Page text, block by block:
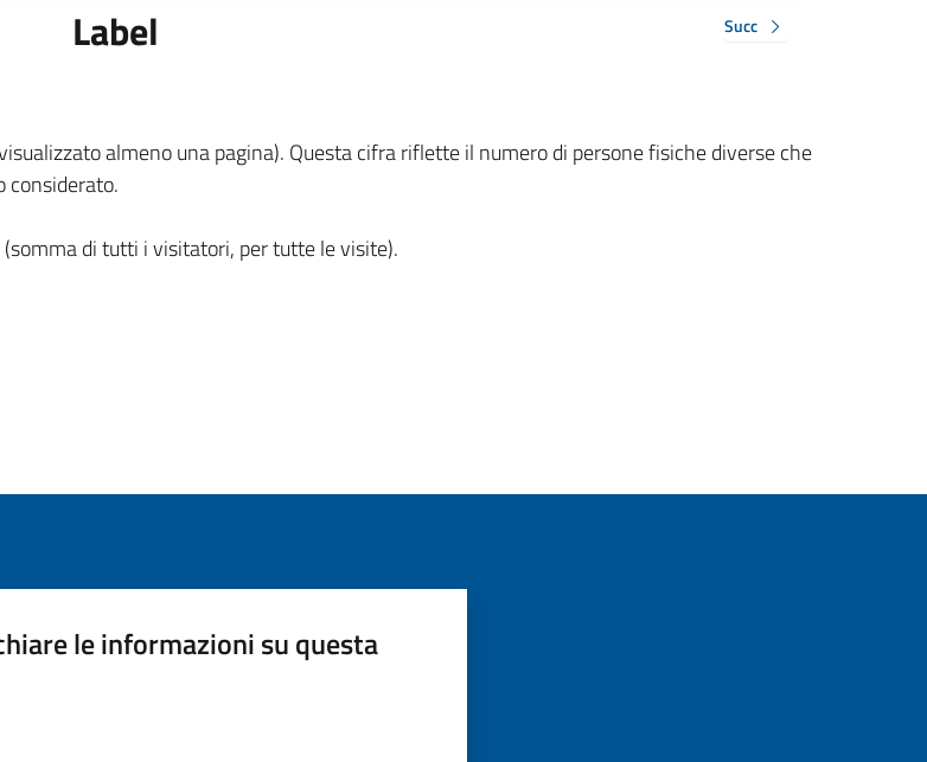
Label Succ
almeno una pagina). Questa cifra riflette il numero di persone fisiche diverse che
considerato.
di tutti i visitatori, per tutte le visite).
le informazioni su questa